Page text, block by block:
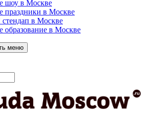
шоу в Москве
праздники в Москве
стендап в Москве
образование в Москве
меню